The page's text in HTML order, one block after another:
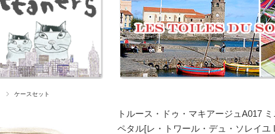
ケースセット
トルース・ドゥ・マキアージュA017
ペタル[レ・トワール・デュ・ソレイユ